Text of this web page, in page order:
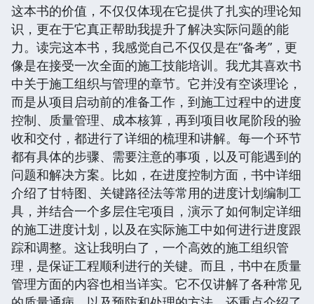
这本书的价值，不仅仅体现在它提供了扎实的理论知
识，更在于它真正帮助我提升了解决实际问题的能
力。读完这本书，我感觉自己不仅仅是在“备考”，更
像是在接受一次全面的施工技能培训。我尤其喜欢书
中关于施工组织与管理的章节。它并没有空谈理论，
而是从项目启动前的准备工作，到施工过程中的进度
控制、质量管理、成本核算，再到项目收尾阶段的验
收和交付，都进行了详细的梳理和讲解。每一个环节
都有具体的步骤、需要注意的事项，以及可能遇到的
问题和解决方案。比如，在进度控制方面，书中详细
介绍了甘特图、关键路径法等常用的进度计划编制工
具，并结合一个多层住宅项目，演示了如何制定详细
的施工进度计划，以及在实际施工中如何进行进度跟
踪和调整。这让我明白了，一个高效的施工组织管
理，是保证工程顺利进行的关键。而且，书中在质量
管理方面的内容也相当详实。它不仅讲解了各种常见